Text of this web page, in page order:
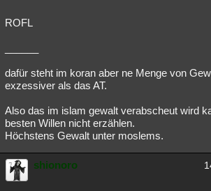
ROFL
dafür steht im koran aber ne Menge von
exzessiver als das AT.
Also das im islam gewalt verabscheut wird
besten Willen nicht erzählen.
Höchstens Gewalt unter moslems.
shionoro